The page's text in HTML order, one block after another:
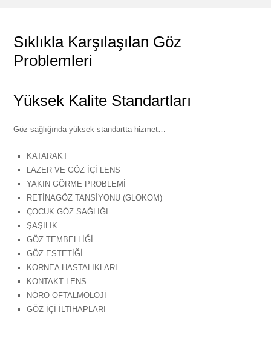
Sıklıkla Karşılaşılan Göz
Problemleri
Yüksek Kalite Standartları
Göz sağlığında yüksek standartta hizmet…
KATARAKT
LAZER VE GÖZ İÇİ LENS
YAKIN GÖRME PROBLEMİ
RETİNAGÖZ TANSİYONU (GLOKOM)
ÇOCUK GÖZ SAĞLIĞI
ŞAŞILIK
GÖZ TEMBELLİĞİ
GÖZ ESTETİĞİ
KORNEA HASTALIKLARI
KONTAKT LENS
NÖRO-OFTALMOLOJİ
GÖZ İÇİ İLTİHAPLARI